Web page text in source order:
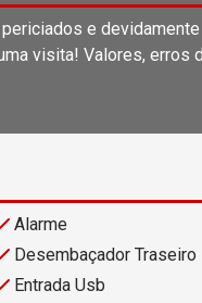
e
visita! Valores, erros
Alarme
Desembaçador Traseiro
Entrada Usb